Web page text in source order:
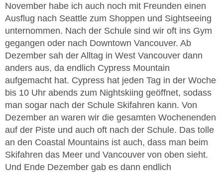
November habe ich auch noch mit Freunden einen
Ausflug nach Seattle zum Shoppen und Sightseeing
unternommen. Nach der Schule sind wir oft ins Gym
gegangen oder nach Downtown Vancouver. Ab
Dezember sah der Alltag in West Vancouver dann
anders aus, da endlich Cypress Mountain
aufgemacht hat. Cypress hat jeden Tag in der Woche
bis 10 Uhr abends zum Nightskiing geöffnet, sodass
man sogar nach der Schule Skifahren kann. Von
Dezember an waren wir die gesamten Wochenenden
auf der Piste und auch oft nach der Schule. Das tolle
an den Coastal Mountains ist auch, dass man beim
Skifahren das Meer und Vancouver von oben sieht.
Und Ende Dezember gab es dann endlich